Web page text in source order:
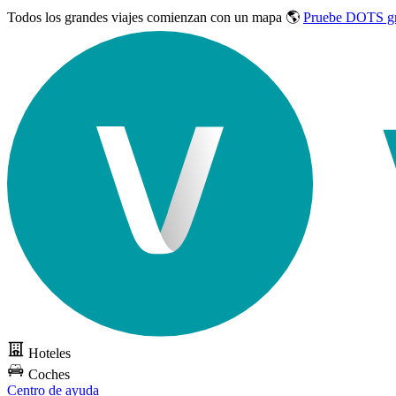
Todos los grandes viajes comienzan con un mapa 🌎 Pruebe DOTS
Hoteles
Coches
Centro de ayuda